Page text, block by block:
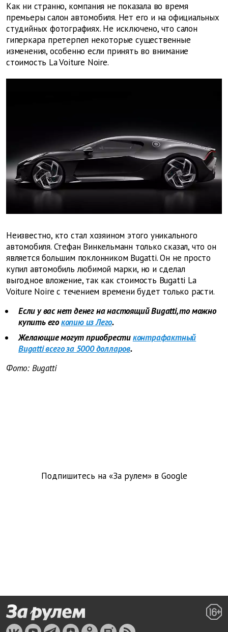
Как ни странно, компания не показала во время
премьеры салон автомобиля. Нет его и на официальных
студийных фотографиях. Не исключено, что салон
гиперкара претерпел некоторые существенные
изменения, особенно если принять во внимание
стоимость La Voiture Noire.
Неизвестно, кто стал хозяином этого уникального
автомобиля. Стефан Винкельманн только сказал, что он
является большим поклонником Bugatti. Он не просто
купил автомобиль любимой марки, но и сделал
выгодное вложение, так как стоимость Bugatti La
Voiture Noire с течением времени будет только расти.
Если у вас нет денег на настоящий Bugatti, то можно
купить егокопию из Лего.
Желающие могут приобрестиконтрафактный
Bugatti всего за 5000 долларов.
Фото: Bugatti
Подпишитесь на «За рулем» в Google